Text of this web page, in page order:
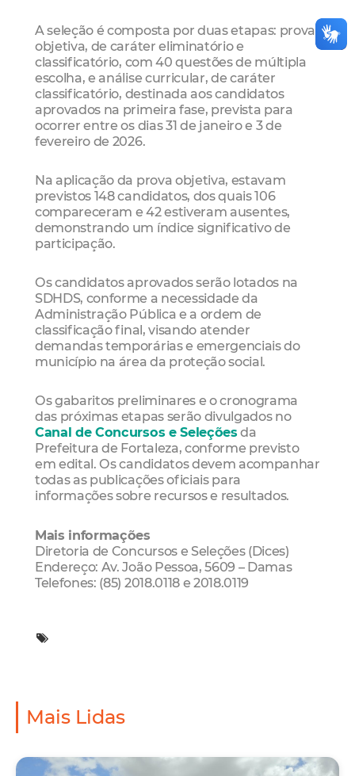
A seleção é composta por duas etapas: prova
objetiva, de caráter eliminatório e
classificatório, com 40 questões de múltipla
escolha, e análise curricular, de caráter
classificatório, destinada aos candidatos
aprovados na primeira fase, prevista para
ocorrer entre os dias 31 de janeiro e 3 de
fevereiro de 2026.
Na aplicação da prova objetiva, estavam
previstos 148 candidatos, dos quais 106
compareceram e 42 estiveram ausentes,
demonstrando um índice significativo de
participação.
Os candidatos aprovados serão lotados na
SDHDS, conforme a necessidade da
Administração Pública e a ordem de
classificação final, visando atender
demandas temporárias e emergenciais do
município na área da proteção social.
Os gabaritos preliminares e o cronograma
das próximas etapas serão divulgados no
Canal de Concursos e Seleçõesda
Prefeitura de Fortaleza, conforme previsto
em edital. Os candidatos devem acompanhar
todas as publicações oficiais para
informações sobre recursos e resultados.
Mais informações
Diretoria de Concursos e Seleções (Dices)
Endereço: Av. João Pessoa, 5609 – Damas
Telefones: (85) 2018.0118 e 2018.0119
Mais Lidas